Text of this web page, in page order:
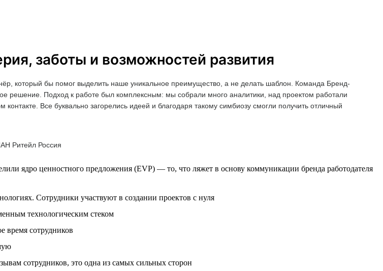
заботы и возможностей развития
который бы помог выделить наше уникальное преимущество, а не делать шаблон. Команда Бренд-
решение. Подход к работе был комплексным: мы собрали много аналитики, над проектом работали
Все буквально загорелись идеей и благодаря такому симбиозу смогли получить отличный
Ритейл Россия
ядро ценностного предложения (EVP) — то, что ляжет в основу коммуникации бренда работодателя
Сотрудники участвуют в создании проектов с нуля
технологическим стеком
время сотрудников
сотрудников, это одна из самых сильных сторон